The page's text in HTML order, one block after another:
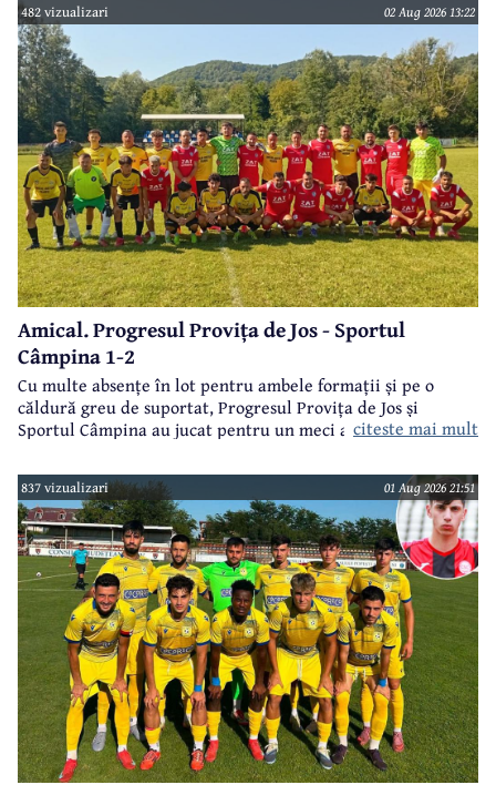
482 vizualizari 02 Aug 2026 13:22
Amical. Progresul Provița de Jos - Sportul
Câmpina 1-2
Cu multe absențe în lot pentru ambele formații și pe o
căldură greu de suportat, Progresul Provița de Jos și
Sportul Câmpina au jucat pentru un meci amical.citeste mai mult
837 vizualizari 01 Aug 2026 21:51